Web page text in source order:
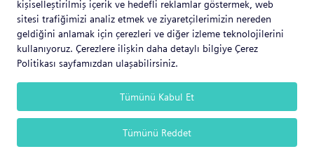
kişiselleştirilmiş içerik ve hedefli reklamlar göstermek, web
sitesi trafiğimizi analiz etmek ve ziyaretçilerimizin nereden
geldiğini anlamak için çerezleri ve diğer izleme teknolojilerini
kullanıyoruz. Çerezlere ilişkin daha detaylı bilgiye Çerez
Politikası sayfamızdan ulaşabilirsiniz.
Tümünü Kabul Et
Tümünü Reddet
Saklıdır.